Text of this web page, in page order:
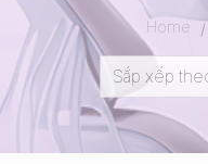
Home /